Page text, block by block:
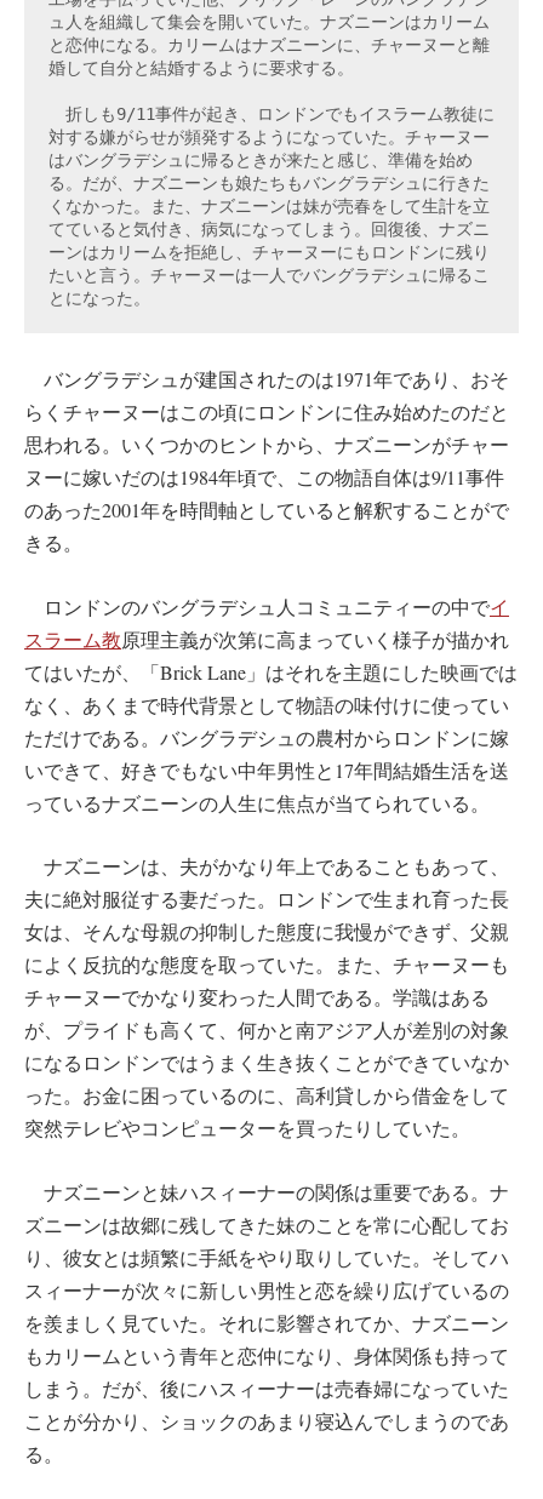
ュ人を組織して集会を開いていた。ナズニーンはカリーム
と恋仲になる。カリームはナズニーンに、チャーヌーと離
婚して自分と結婚するように要求する。
折しも9/11事件が起き、ロンドンでもイスラーム教徒に
対する嫌がらせが頻発するようになっていた。チャーヌー
はバングラデシュに帰るときが来たと感じ、準備を始め
る。だが、ナズニーンも娘たちもバングラデシュに行きた
くなかった。また、ナズニーンは妹が売春をして生計を立
てていると気付き、病気になってしまう。回復後、ナズニ
ーンはカリームを拒絶し、チャーヌーにもロンドンに残り
たいと言う。チャーヌーは一人でバングラデシュに帰るこ
とになった。
バングラデシュが建国されたのは1971年であり、おそ
らくチャーヌーはこの頃にロンドンに住み始めたのだと
思われる。いくつかのヒントから、ナズニーンがチャー
ヌーに嫁いだのは1984年頃で、この物語自体は9/11事件
のあった2001年を時間軸としていると解釈することがで
きる。
ロンドンのバングラデシュ人コミュニティーの中でイ
スラーム教原理主義が次第に高まっていく様子が描かれ
てはいたが、「Brick Lane」はそれを主題にした映画では
なく、あくまで時代背景として物語の味付けに使ってい
ただけである。バングラデシュの農村からロンドンに嫁
いできて、好きでもない中年男性と17年間結婚生活を送
っているナズニーンの人生に焦点が当てられている。
ナズニーンは、夫がかなり年上であることもあって、
夫に絶対服従する妻だった。ロンドンで生まれ育った長
女は、そんな母親の抑制した態度に我慢ができず、父親
によく反抗的な態度を取っていた。また、チャーヌーも
チャーヌーでかなり変わった人間である。学識はある
が、プライドも高くて、何かと南アジア人が差別の対象
になるロンドンではうまく生き抜くことができていなか
った。お金に困っているのに、高利貸しから借金をして
突然テレビやコンピューターを買ったりしていた。
ナズニーンと妹ハスィーナーの関係は重要である。ナ
ズニーンは故郷に残してきた妹のことを常に心配してお
り、彼女とは頻繁に手紙をやり取りしていた。そしてハ
スィーナーが次々に新しい男性と恋を繰り広げているの
を羨ましく見ていた。それに影響されてか、ナズニーン
もカリームという青年と恋仲になり、身体関係も持って
しまう。だが、後にハスィーナーは売春婦になっていた
ことが分かり、ショックのあまり寝込んでしまうのであ
る。